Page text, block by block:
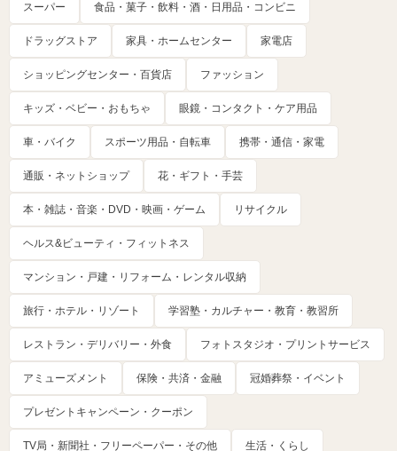
スーパー 食品・菓子・飲料・酒・日用品・コンビニ
ドラッグストア 家具・ホームセンター 家電店
ショッピングセンター・百貨店 ファッション
キッズ・ベビー・おもちゃ 眼鏡・コンタクト・ケア用品
車・バイク スポーツ用品・自転車 携帯・通信・家電
通販・ネットショップ 花・ギフト・手芸
本・雑誌・音楽・DVD・映画・ゲーム リサイクル
ヘルス&ビューティ・フィットネス
マンション・戸建・リフォーム・レンタル収納
旅行・ホテル・リゾート 学習塾・カルチャー・教育・教習所
レストラン・デリバリー・外食 フォトスタジオ・プリントサービス
アミューズメント 保険・共済・金融 冠婚葬祭・イベント
プレゼントキャンペーン・クーポン
TV局・新聞社・フリーペーパー・その他 生活・くらし